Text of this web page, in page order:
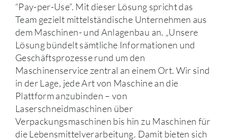
“Pay-per-Use”. Mit dieser Lösung spricht das
Team gezielt mittelständische Unternehmen aus
dem Maschinen- und Anlagenbau an. „Unsere
Lösung bündelt sämtliche Informationen und
Geschäftsprozesse rund um den
Maschinenservice zentral an einem Ort. Wir sind
in der Lage, jede Art von Maschine an die
Plattform anzubinden – von
Laserschneidmaschinen über
Verpackungsmaschinen bis hin zu Maschinen für
die Lebensmittelverarbeitung. Damit bieten sich